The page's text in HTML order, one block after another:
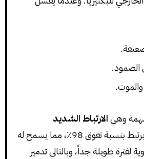
الصمود.
وهيالارتباط الشديد
، إذ يرتبط بنسبة تفوق 98٪، مما يسمح له
لفترة طويلة جداً، وبالتالي تدمير